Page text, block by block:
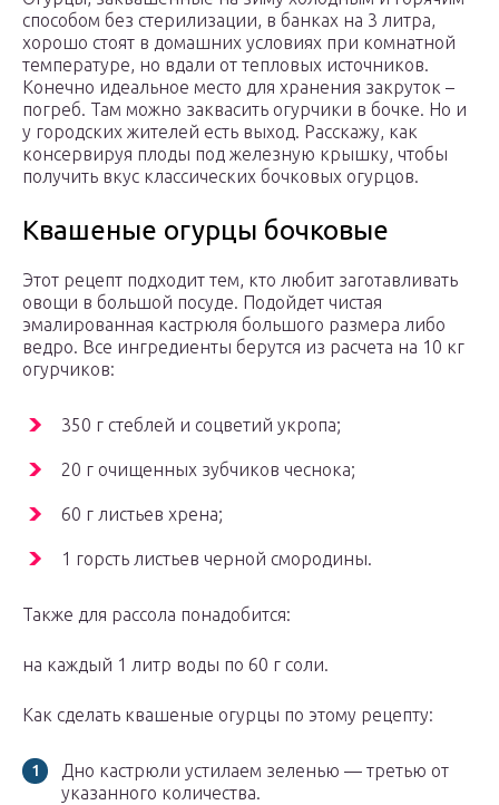
способом без стерилизации, в банках на 3 литра,
хорошо стоят в домашних условиях при комнатной
температуре, но вдали от тепловых источников.
Конечно идеальное место для хранения закруток –
погреб. Там можно заквасить огурчики в бочке. Но и
у городских жителей есть выход. Расскажу, как
консервируя плоды под железную крышку, чтобы
получить вкус классических бочковых огурцов.
Квашеные огурцы бочковые
Этот рецепт подходит тем, кто любит заготавливать
овощи в большой посуде. Подойдет чистая
эмалированная кастрюля большого размера либо
ведро. Все ингредиенты берутся из расчета на 10 кг
огурчиков:
350 г стеблей и соцветий укропа;
20 г очищенных зубчиков чеснока;
60 г листьев хрена;
1 горсть листьев черной смородины.
Также для рассола понадобится:
на каждый 1 литр воды по 60 г соли.
Как сделать квашеные огурцы по этому рецепту:
Дно кастрюли устилаем зеленью — третью от
указанного количества.